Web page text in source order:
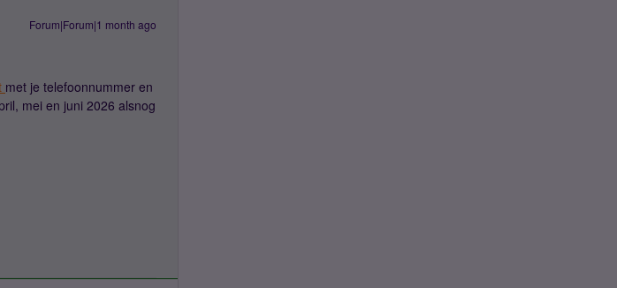
Forum|Forum|1 month ago
met je telefoonnummer en
mei en juni 2026 alsnog